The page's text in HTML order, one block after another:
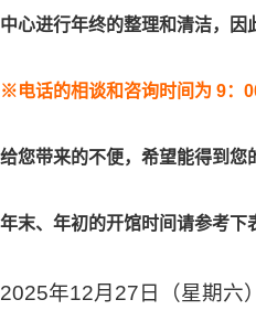
中心进行年终的整理和清洁，因
※电话的相谈和咨询时间为 9：
给您带来的不便，希望能得到您
年末、年初的开馆时间请参考下
2025年12月27日（星期六